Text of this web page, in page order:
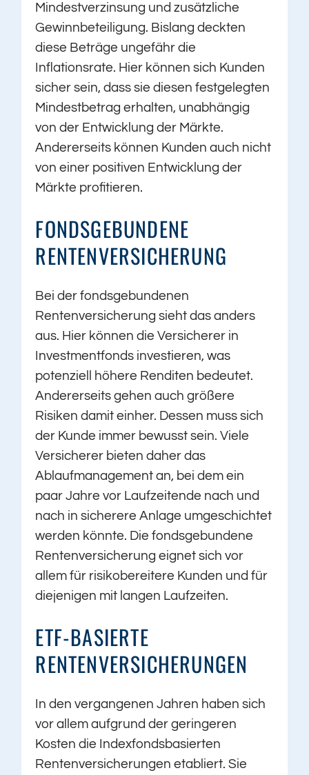
Mindestverzinsung und zusätzliche
Gewinnbeteiligung. Bislang deckten
diese Beträge ungefähr die
Inflationsrate. Hier können sich Kunden
sicher sein, dass sie diesen festgelegten
Mindestbetrag erhalten, unabhängig
von der Entwicklung der Märkte.
Andererseits können Kunden auch nicht
von einer positiven Entwicklung der
Märkte profitieren.
FONDSGEBUNDENE
RENTENVERSICHERUNG
Bei der fondsgebundenen
Rentenversicherung sieht das anders
aus. Hier können die Versicherer in
Investmentfonds investieren, was
potenziell höhere Renditen bedeutet.
Andererseits gehen auch größere
Risiken damit einher. Dessen muss sich
der Kunde immer bewusst sein. Viele
Versicherer bieten daher das
Ablaufmanagement an, bei dem ein
paar Jahre vor Laufzeitende nach und
nach in sicherere Anlage umgeschichtet
werden könnte. Die fondsgebundene
Rentenversicherung eignet sich vor
allem für risikobereitere Kunden und für
diejenigen mit langen Laufzeiten.
ETF-BASIERTE
RENTENVERSICHERUNGEN
In den vergangenen Jahren haben sich
vor allem aufgrund der geringeren
Kosten die Indexfondsbasierten
Rentenversicherungen etabliert. Sie